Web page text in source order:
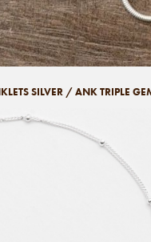
SILVER /ANK TRIPLE